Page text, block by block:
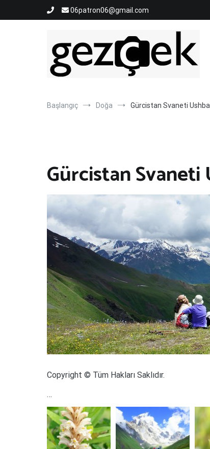
06patron06@gmail.com
Başlangıç Doğa Gürcistan Svaneti
Gürcistan Svaneti
Copyright © Tüm Hakları Saklıdır.
…